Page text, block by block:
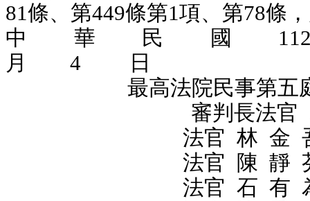
81條、第449條第1項、第78條
中 華 民 國
月 4 日
最高法院民事第五
審判長法官 袁
法官 林 金
法官 陳 靜
法官 石 有